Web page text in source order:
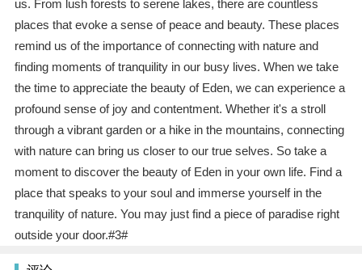
us. From lush forests to serene lakes, there are countless
places that evoke a sense of peace and beauty. These places
remind us of the importance of connecting with nature and
finding moments of tranquility in our busy lives. When we take
the time to appreciate the beauty of Eden, we can experience a
profound sense of joy and contentment. Whether it's a stroll
through a vibrant garden or a hike in the mountains, connecting
with nature can bring us closer to our true selves. So take a
moment to discover the beauty of Eden in your own life. Find a
place that speaks to your soul and immerse yourself in the
tranquility of nature. You may just find a piece of paradise right
outside your door.#3#